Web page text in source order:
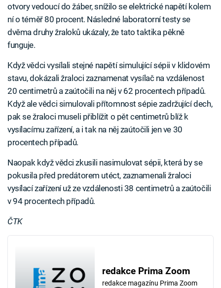
otvory vedoucí do žáber, snížilo se elektrické napětí kolem
ní o téměř 80 procent. Následné laboratorní testy se
dvěma druhy žraloků ukázaly, že tato taktika pěkně
funguje.
Když vědci vysílali stejné napětí simulující sépii v klidovém
stavu, dokázali žraloci zaznamenat vysílač na vzdálenost
20 centimetrů a zaútočili na něj v 62 procentech případů.
Když ale vědci simulovali přítomnost sépie zadržující dech,
pak se žraloci museli přiblížit o pět centimetrů blíž k
vysílacímu zařízení, a i tak na něj zaútočili jen ve 30
procentech případů.
Naopak když vědci zkusili nasimulovat sépii, která by se
pokusila před predátorem utéct, zaznamenali žraloci
vysílací zařízení už ze vzdálenosti 38 centimetrů a zaútočili
v 94 procentech případů.
ČTK
redakce Prima Zoom
redakce magazínu Prima Zoom